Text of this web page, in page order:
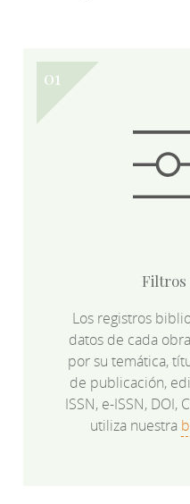
Filtros
Los registros
datos de cada
por su temática,
de publicación,
ISSN, e-ISSN, DOI,
utiliza nuestra